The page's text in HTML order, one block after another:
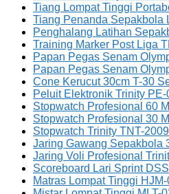
Tiang Lompat Tinggi
Tiang Penanda Sepakbola
Penghalang Latihan
Training Marker Post Liga
Papan Pegas Senam
Papan Pegas Senam
Cone Kerucut 30cm T-30
Peluit Elektronik Trinity PE-
Stopwatch Profesional 60
Stopwatch Profesional 30
Stopwatch Trinity TNT-2009
Jaring Gawang Sepakbola
Jaring Voli Profesional
Scoreboard Lari Sprint
Matras Lompat Tinggi HJM-